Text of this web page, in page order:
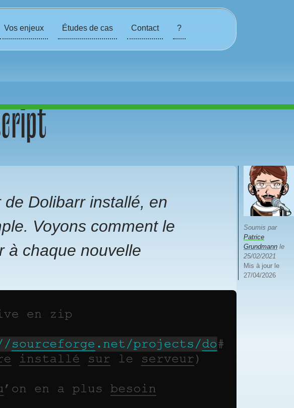
Vos enjeux Études de cas Contact ?
Soumis par
Patrice
Grundmann le
25/02/2021
Mis à jour le
27/04/2026
Dolibarr installé, en
Voyons comment le
à chaque nouvelle